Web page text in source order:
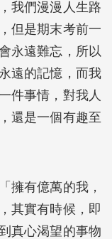
我們漫漫人生路
但是期末考前一
永遠難忘，所以
遠的記憶，而我
件事情，對我人
還是一個有趣至
擁有億萬的我，
其實有時候，即
真心渴望的事物